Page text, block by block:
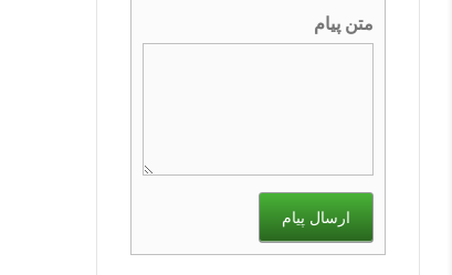
متن پیام
ارسال پیام